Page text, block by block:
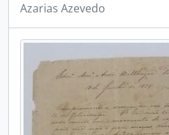
Azarias Azevedo